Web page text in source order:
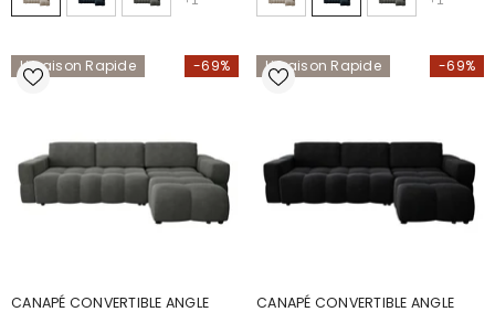
-69%
Livraison Rapide
CANAPÉ CONVERTIBLE ANGLE
-69%
Livraison Rapide
CANAPÉ CONVERTIBLE ANGLE